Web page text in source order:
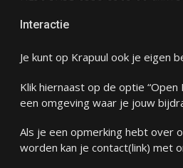
Interactie
Je kunt op Krapuul ook je eigen
Klik hiernaast op de optie
een omgeving waar je jouw
Als je een opmerking hebt over
worden kan je contact(link) met